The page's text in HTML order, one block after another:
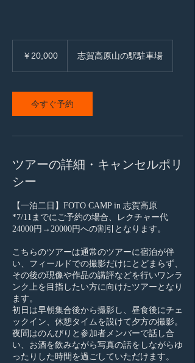
￥20,000 志賀高原山の駅駐車場
今すぐ予約
ツアーの詳細・キャンセルポリ
シー
【一泊二日】FOTO CAMP in 志賀高原
*7/11までにご予約の場合、レクチャー代
24000円→20000円への割引となります。
こちらのツアーは通常のツアーに宿泊が伴
い、フィールドでの撮影だけにとどまらず、
その後の現像や作品の講評などを行いワンラ
ンク上を目指したい方に向けたツアーとなり
ます。
初日は早朝集合後から撮影し、昼食後にチェ
ックイン、休憩タイムを設けて夕方の撮影。
夜間はのんびりと参加者メンバーで話し合
い、お酒を飲みながら写真の話をしながらゆ
ったりした時間を過ごしていただけます。